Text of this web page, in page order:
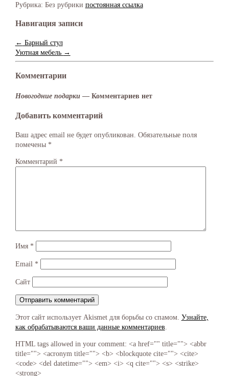
Рубрика: Без рубрики постоянная ссылка
Навигация записи
← Барный стул
Уютная мебель →
Комментарии
Новогодние подарки— Комментариев нет
Добавить комментарий
Ваш адрес email не будет опубликован. Обязательные поля
помечены *
Комментарий *
Имя *
Email *
Сайт
Этот сайт использует Akismet для борьбы со спамом. Узнайте,
как обрабатываются ваши данные комментариев
HTML tags allowed in your comment: <a href="" title=""> <abbr
title=""> <acronym title=""> <b> <blockquote cite=""> <cite>
<code> <del datetime=""> <em> <i> <q cite=""> <s> <strike>
<strong>